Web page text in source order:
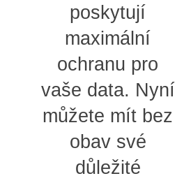
poskytují
maximální
ochranu pro
vaše data. Nyní
můžete mít bez
obav své
důležité